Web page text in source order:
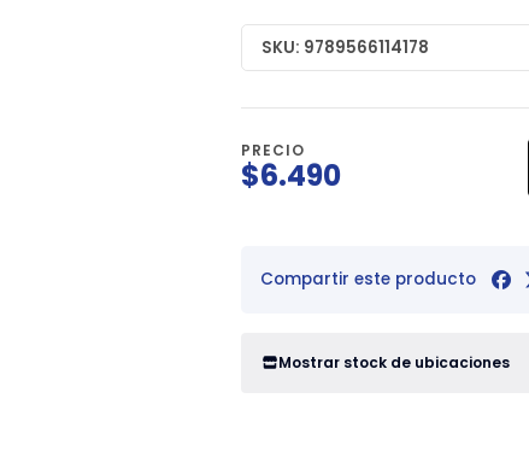
SKU: 9789566114178
PRECIO
$6.490
Compartir este producto
Mostrar stock de ubicaciones